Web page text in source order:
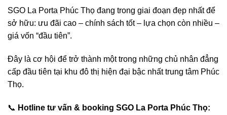
SGO La Porta Phúc Thọ đang trong giai đoạn đẹp nhất để
sở hữu: ưu đãi cao – chính sách tốt – lựa chọn còn nhiều –
giá vốn “đầu tiên”.
Đây là cơ hội để trở thành một trong những chủ nhân đẳng
cấp đầu tiên tại khu đô thị hiện đại bậc nhất trung tâm Phúc
Thọ.
📞 Hotline tư vấn & booking SGO La Porta Phúc Thọ: